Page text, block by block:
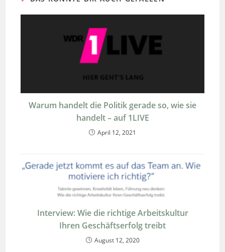
Warum handelt die Politik gerade so, wie sie
handelt – auf 1LIVE
April 12, 2021
Interview: Wie die richtige Arbeitskultur
Ihren Geschäftserfolg treibt
August 12, 2020